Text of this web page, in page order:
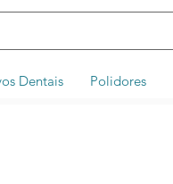
Dentais Polidores